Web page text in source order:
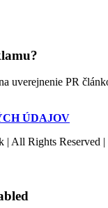
uverejnenie PR
ÚDAJOV
| All Rights Reserved